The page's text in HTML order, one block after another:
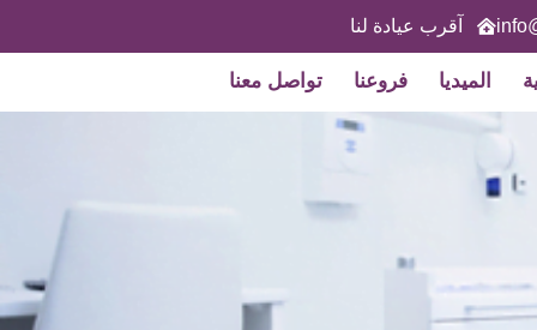
آقرب عيادة لنا
الميديا فروعنا تواصل معنا